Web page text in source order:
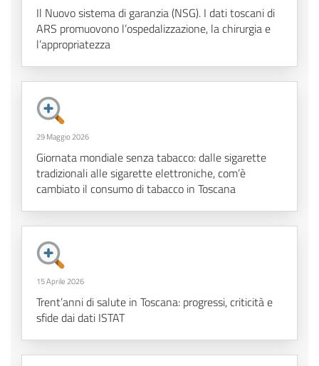
Il Nuovo sistema di garanzia (NSG). I dati toscani di
ARS promuovono l’ospedalizzazione, la chirurgia e
l’appropriatezza
29 Maggio 2026
Giornata mondiale senza tabacco: dalle sigarette
tradizionali alle sigarette elettroniche, com’è
cambiato il consumo di tabacco in Toscana
15 Aprile 2026
Trent’anni di salute in Toscana: progressi, criticità e
sfide dai dati ISTAT